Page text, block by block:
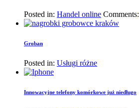
Posted in: Handel online Comments:
Groban
Posted in: Usługi różne
Innowacyjne telefony komórkowe już niedługo